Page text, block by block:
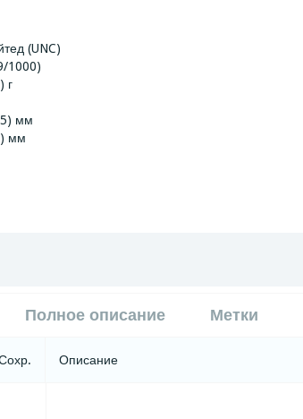
(UNC)
1000)
г
мм
мм
Полное описание Метки
Описание